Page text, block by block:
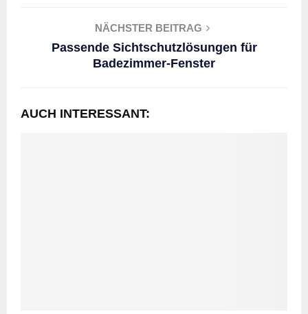
NÄCHSTER BEITRAG
Passende Sichtschutzlösungen für
Badezimmer-Fenster
AUCH INTERESSANT: